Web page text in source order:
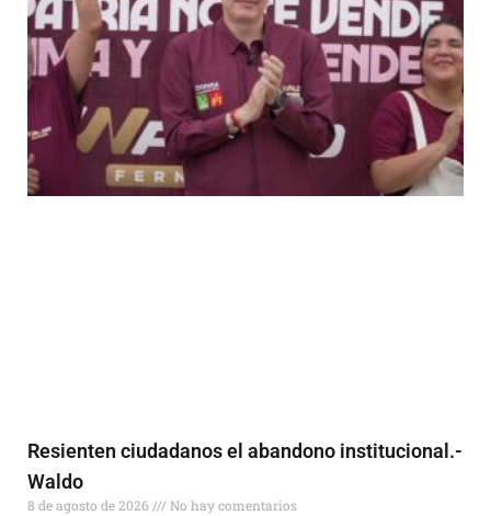
Resienten ciudadanos el abandono institucional.-
Waldo
8 de agosto de 2026 No hay comentarios